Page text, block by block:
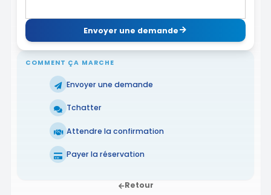
Envoyer une demande
COMMENT ÇA MARCHE
Envoyer une demande
Tchatter
Attendre la confirmation
Payer la réservation
Retour